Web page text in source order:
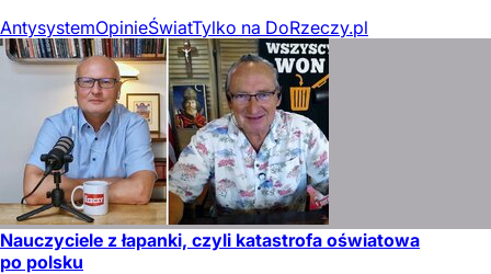
AntysystemOpinieŚwiatTylko na DoRzeczy.pl
Nauczyciele z łapanki, czyli katastrofa oświatowa
po polsku